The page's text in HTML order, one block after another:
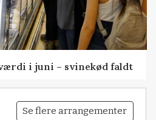
værdi i juni – svinekød faldt
Se flere arrangementer